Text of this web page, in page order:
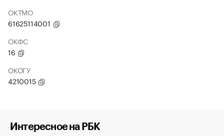
ОКТМО
61625114001
ОКФС
16
ОКОГУ
4210015
Интересное на РБК